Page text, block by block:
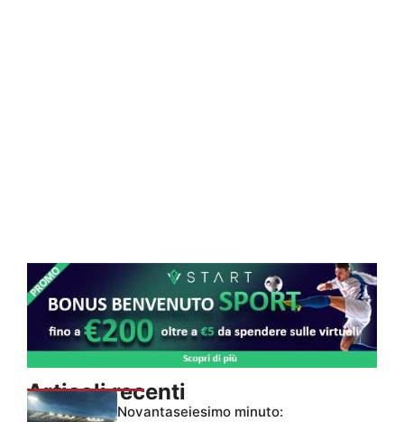
Articoli recenti
Novantaseiesimo minuto: